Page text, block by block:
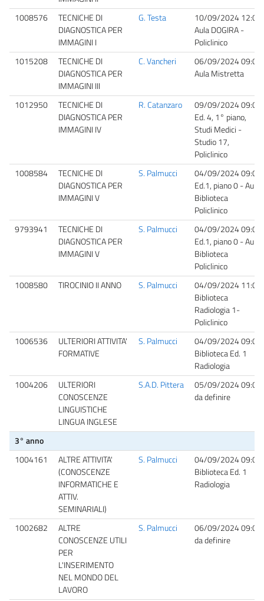
1008576
TECNICHE DI
DIAGNOSTICA PER
IMMAGINI I
G. Testa
10/09/2024 12:00
Aula DOGIRA -
Policlinico
1015208
TECNICHE DI
DIAGNOSTICA PER
IMMAGINI III
C. Vancheri
06/09/2024 09:00
Aula Mistretta
1012950
TECNICHE DI
DIAGNOSTICA PER
IMMAGINI IV
R. Catanzaro
09/09/2024 09:00
Ed. 4, 1° piano,
Studi Medici -
Studio 17,
Policlinico
1008584
TECNICHE DI
DIAGNOSTICA PER
IMMAGINI V
S. Palmucci
04/09/2024 09:00
Ed.1, piano 0 - Aula
Biblioteca
Policlinico
9793941
TECNICHE DI
DIAGNOSTICA PER
IMMAGINI V
S. Palmucci
04/09/2024 09:00
Ed.1, piano 0 - Aula
Biblioteca
Policlinico
1008580
TIROCINIO II ANNO S. Palmucci
04/09/2024 11:00
Biblioteca
Radiologia 1-
Policlinico
1006536
ULTERIORI ATTIVITA'
FORMATIVE
S. Palmucci
04/09/2024 09:00
Biblioteca Ed. 1
Radiologia
1004206
ULTERIORI
CONOSCENZE
LINGUISTICHE
LINGUA INGLESE
S.A.D. Pittera
05/09/2024 09:00
da definire
3° anno
1004161
ALTRE ATTIVITA'
(CONOSCENZE
INFORMATICHE E
ATTIV.
SEMINARIALI)
S. Palmucci
04/09/2024 09:00
Biblioteca Ed. 1
Radiologia
1002682
ALTRE
CONOSCENZE UTILI
PER
L'INSERIMENTO
NEL MONDO DEL
LAVORO
S. Palmucci
06/09/2024 09:00
da definire